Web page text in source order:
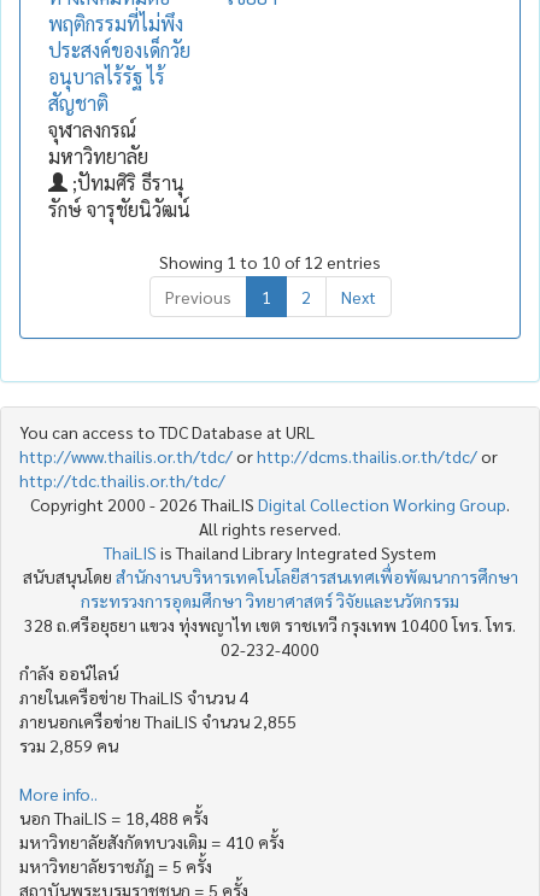
พฤติกรรมที่ไม่พึง
ประสงค์ของเด็กวัย
อนุบาลไร้รัฐ ไร้
สัญชาติ
จุฬาลงกรณ์
มหาวิทยาลัย
;ปัทมศิริ ธีรานุ
รักษ์ จารุชัยนิวัฒน์
Showing 1 to 10 of 12 entries
Previous
1 2 Next
You can access to TDC Database at URL
http://www.thailis.or.th/tdc/orhttp://dcms.thailis.or.th/tdc/or
http://tdc.thailis.or.th/tdc/
Copyright 2000 - 2026 ThaiLIS Digital Collection Working Group
All rights reserved.
ThaiLIS is Thailand Library Integrated System
สนับสนุนโดย สำนักงานบริหารเทคโนโลยีสารสนเทศเพื่อพัฒนาการศึกษา
กระทรวงการอุดมศึกษา วิทยาศาสตร์ วิจัยและนวัตกรรม
328 ถ.ศรีอยุธยา แขวง ทุ่งพญาไท เขต ราชเทวี กรุงเทพ 10400 โทร. โทร.
02-232-4000
กำลัง ออน์ไลน์
ภายในเครือข่าย ThaiLIS จำนวน 4
ภายนอกเครือข่าย ThaiLIS จำนวน 2,855
รวม 2,859 คน
More info..
นอก ThaiLIS = 18,488 ครั้ง
มหาวิทยาลัยสังกัดทบวงเดิม = 410 ครั้ง
มหาวิทยาลัยราชภัฏ = 5 ครั้ง
สถาบันพระบรมราชชนก = 5 ครั้ง